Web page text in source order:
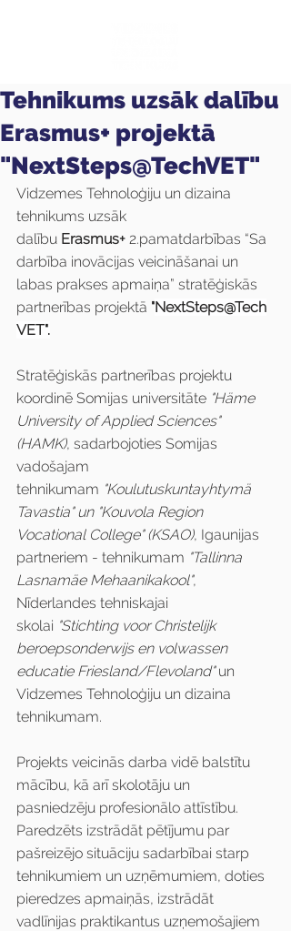
Tehnikums uzsāk dalību
Erasmus+ projektā
"NextSteps@TechVET"
Vidzemes Tehnoloģiju un dizaina
tehnikums uzsāk
dalību Erasmus+ 2.pamatdarbības “Sa
darbība inovācijas veicināšanai un
labas prakses apmaiņa” stratēģiskās
partnerības projektā "NextSteps@Tech
VET".
Stratēģiskās partnerības projektu
koordinē Somijas universitāte "Häme
University of Applied Sciences"
(HAMK), sadarbojoties Somijas
vadošajam
tehnikumam "Koulutuskuntayhtymä
Tavastia" un "Kouvola Region
Vocational College" (KSAO), Igaunijas
partneriem - tehnikumam "Tallinna
Lasnamäe Mehaanikakool",
Nīderlandes tehniskajai
skolai "Stichting voor Christelijk
beroepsonderwijs en volwassen
educatie Friesland/Flevoland" un
Vidzemes Tehnoloģiju un dizaina
tehnikumam.
Projekts veicinās darba vidē balstītu
mācību, kā arī skolotāju un
pasniedzēju profesionālo attīstību.
Paredzēts izstrādāt pētījumu par
pašreizējo situāciju sadarbībai starp
tehnikumiem un uzņēmumiem, doties
pieredzes apmaiņās, izstrādāt
vadlīnijas praktikantus uzņemošajiem